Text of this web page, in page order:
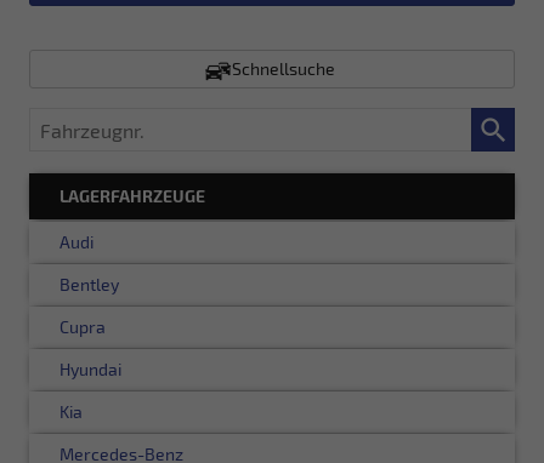
Schnellsuche
Fahrzeugnr.
LAGERFAHRZEUGE
Audi
Bentley
Cupra
Hyundai
Kia
Mercedes-Benz